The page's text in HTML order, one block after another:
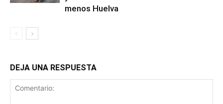
menos Huelva
DEJA UNA RESPUESTA